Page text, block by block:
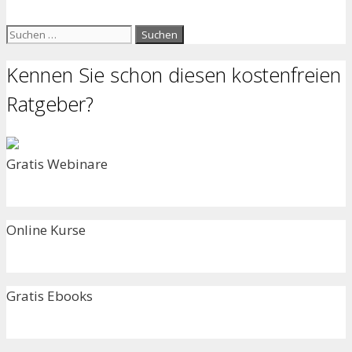
Suchen
Kennen Sie schon diesen kostenfreien
Ratgeber?
Gratis Webinare
Online Kurse
Gratis Ebooks